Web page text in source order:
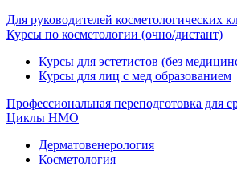
Для руководителей косметологических
Курсы по косметологии (очно/дистант)
Курсы для эстетистов (без
Курсы для лиц с мед образованием
Профессиональная переподготовка для
Циклы НМО
Дерматовенерология
Косметология